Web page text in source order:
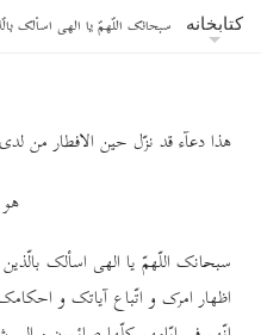
کتابخانه
هذا دعآء قد نزّل حین الافطار من لدی
سبحانک اللّهمّ یا الهی اسألک
اظهار امرک و اتّباع آیاتک و